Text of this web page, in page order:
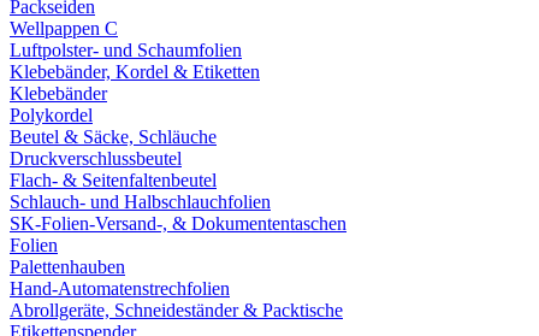
Packseiden
Wellpappen C
Luftpolster- und Schaumfolien
Klebebänder, Kordel & Etiketten
Klebebänder
Polykordel
Beutel & Säcke, Schläuche
Druckverschlussbeutel
Flach- & Seitenfaltenbeutel
Schlauch- und Halbschlauchfolien
SK-Folien-Versand-, & Dokumententaschen
Folien
Palettenhauben
Hand-Automatenstrechfolien
Abrollgeräte, Schneideständer & Packtische